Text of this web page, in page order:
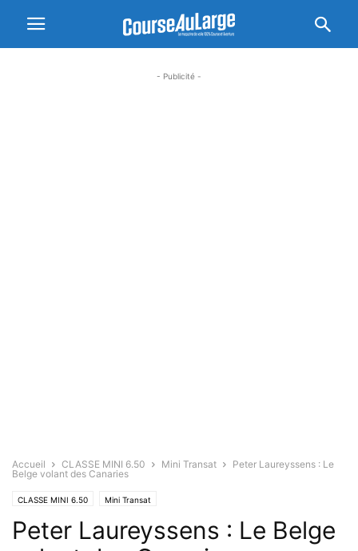
- Publicité -
Accueil CLASSE MINI 6.50 Mini Transat
Peter Laureyssens : Le
Belge volant des Canaries
CLASSE MINI 6.50 Mini Transat
Peter Laureyssens : Le Belge